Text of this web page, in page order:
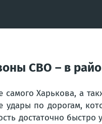
СВО – в
Харькова, а
по дорогам,
достаточно